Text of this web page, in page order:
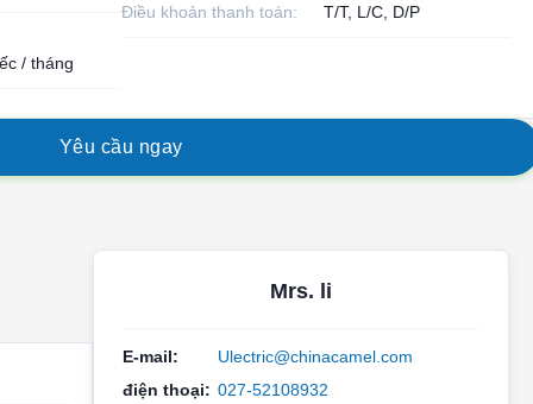
Điều khoản thanh toán: T/T, L/C, D/P
/ tháng
Yêu cầu ngay
Mrs. li
E-mail:
Ulectric@chinacamel.com
điện thoại: 027-52108932